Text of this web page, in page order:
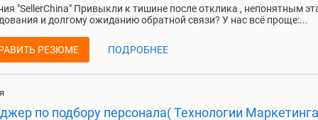
"SellerChina" Привыкли к тишине после отклика , непонятным
и долгому ожиданию обратной связи? У нас всё проще:...
РЕЗЮМЕ ПОДРОБНЕЕ
по подбору персонала( Технологии